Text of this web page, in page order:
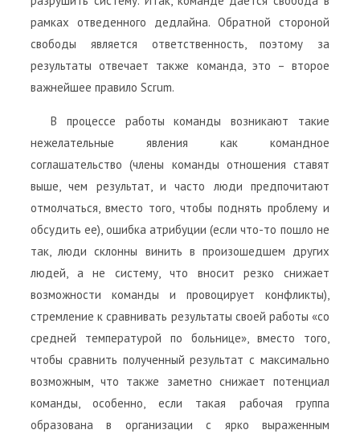
рамках отведенного дедлайна. Обратной стороной
свободы является ответственность, поэтому за
результаты отвечает также команда, это – второе
важнейшее правило Scrum.
В процессе работы команды возникают такие
нежелательные явления как командное
соглашательство (члены команды отношения ставят
выше, чем результат, и часто люди предпочитают
отмолчаться, вместо того, чтобы поднять проблему и
обсудить ее), ошибка атрибуции (если что-то пошло не
так, люди склонны винить в произошедшем других
людей, а не систему, что вносит резко снижает
возможности команды и провоцирует конфликты),
стремление к сравнивать результаты своей работы «со
средней температурой по больнице», вместо того,
чтобы сравнить полученный результат с максимально
возможным, что также заметно снижает потенциал
команды, особенно, если такая рабочая группа
образована в организации с ярко выраженным